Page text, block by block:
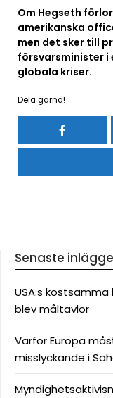
Om Hegseth
amerikanska
men det sker till
försvarsminister i
globala kriser.
Dela gärna!
Senaste
USA:s
blev måltavlor
Varför Europa
misslyckande i